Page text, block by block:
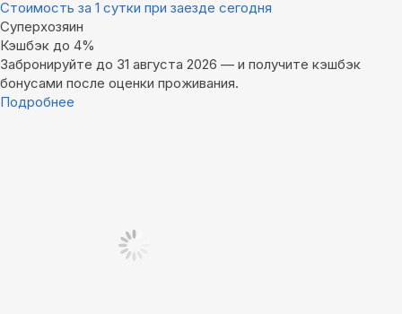
Стоимость за 1 сутки при заезде сегодня
Суперхозяин
Кэшбэк до 4%
Забронируйте до 31 августа 2026 — и получите кэшбэк
бонусами после оценки проживания.
Подробнее